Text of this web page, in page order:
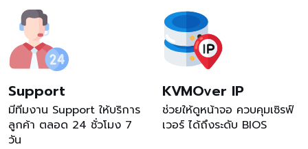
Support
มีทีมงาน Support ให้บริการ
ลูกค้า ตลอด 24 ชั่วโมง 7
วัน
KVMOver IP
ช่วยให้ดูหน้าจอ ควบคุมเซิรฟ์
เวอร์ ได้ถึงระดับ BIOS